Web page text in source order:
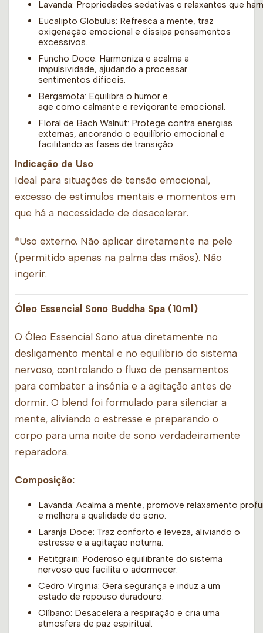
Lavanda: Propriedades sedativas e relaxantes que
Eucalipto Globulus: Refresca a mente, traz
oxigenação emocional e dissipa pensamentos
excessivos.
Funcho Doce: Harmoniza e acalma a
impulsividade, ajudando a processar
sentimentos difíceis.
Bergamota: Equilibra o humor e
age como calmante e revigorante emocional.
Floral de Bach Walnut: Protege contra energias
externas, ancorando o equilíbrio emocional e
facilitando as fases de transição.
Indicação de Uso
Ideal para situações de tensão emocional,
excesso de estímulos mentais e momentos em
que há a necessidade de desacelerar.
*Uso externo. Não aplicar diretamente na pele
(permitido apenas na palma das mãos). Não
ingerir.
Óleo Essencial Sono Buddha Spa (10ml)
O Óleo Essencial Sono atua diretamente no
desligamento mental e no equilíbrio do sistema
nervoso, controlando o fluxo de pensamentos
para combater a insônia e a agitação antes de
dormir. O blend foi formulado para silenciar a
mente, aliviando o estresse e preparando o
corpo para uma noite de sono verdadeiramente
reparadora.
Composição:
Lavanda: Acalma a mente, promove relaxamento
e melhora a qualidade do sono.
Laranja Doce: Traz conforto e leveza, aliviando o
estresse e a agitação noturna.
Petitgrain: Poderoso equilibrante do sistema
nervoso que facilita o adormecer.
Cedro Virginia: Gera segurança e induz a um
estado de repouso duradouro.
Olíbano: Desacelera a respiração e cria uma
atmosfera de paz espiritual.